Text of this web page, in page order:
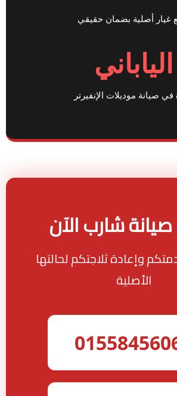
غيار أصلية بضمان حقيقي
الياباني
صيانة موديلات الإنفيرتر
شارب الآن
وإعادة ثلاجتكم لحالتها
الأصلية